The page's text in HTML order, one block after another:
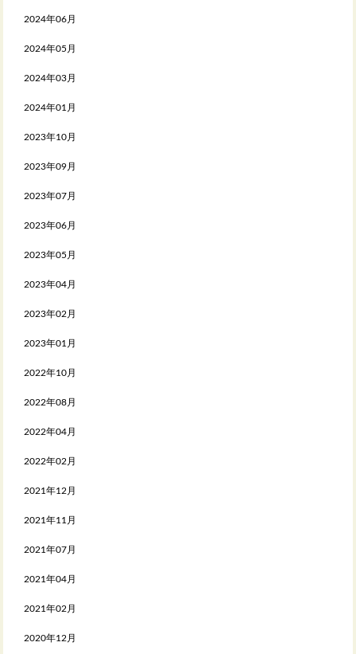
2024年06月
2024年05月
2024年03月
2024年01月
2023年10月
2023年09月
2023年07月
2023年06月
2023年05月
2023年04月
2023年02月
2023年01月
2022年10月
2022年08月
2022年04月
2022年02月
2021年12月
2021年11月
2021年07月
2021年04月
2021年02月
2020年12月